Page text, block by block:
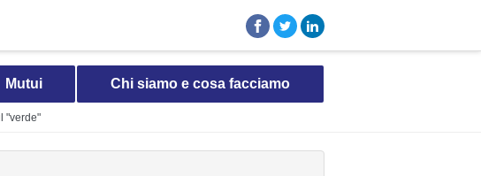
Mutui Chi siamo e cosa facciamo
"verde"